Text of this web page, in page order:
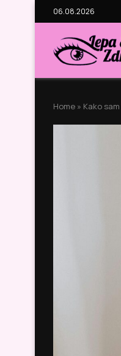
06.08.2026
Home » Kako